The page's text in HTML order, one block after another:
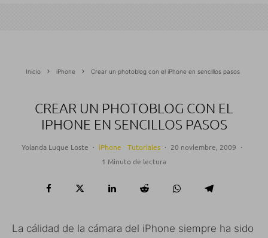
Inicio iPhone Crear un photoblog con el iPhone en sencillos pasos
CREAR UN PHOTOBLOG CON EL
IPHONE EN SENCILLOS PASOS
Yolanda Luque Loste · iPhone Tutoriales · 20 noviembre, 2009 ·
1 Minuto de lectura
La cálidad de la cámara del iPhone siempre ha sido